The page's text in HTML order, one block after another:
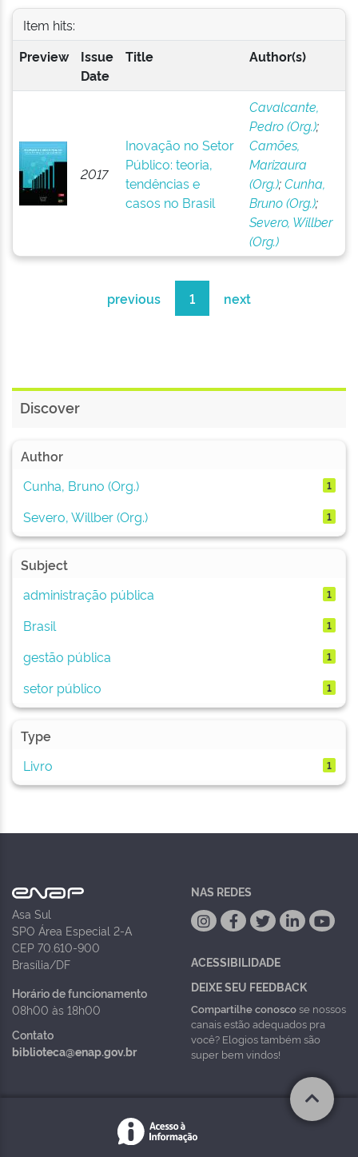
Item hits:
Preview
Issue
Date
Title Author(s)
2017
Inovação no Setor
Público: teoria,
tendências e
casos no Brasil
Cavalcante,
Pedro (Org.);
Camões,
Marizaura
(Org.);Cunha,
Bruno (Org.);
Severo, Willber
(Org.)
previous 1 next
Discover
Author
Cunha, Bruno (Org.)
1
Severo, Willber (Org.) 1
Subject
administração pública
1
Brasil 1
gestão pública 1
setor público 1
Type
Livro
1
Asa Sul
SPO Área Especial 2-A
CEP 70.610-900
Brasília/DF
Horário de funcionamento
08h00 às 18h00
Contato
biblioteca@enap.gov.br
NAS REDES
ACESSIBILIDADE
DEIXE SEU FEEDBACK
Compartilhe conoscose nossos
canais estão adequados pra
você? Elogios também são
super bem vindos!